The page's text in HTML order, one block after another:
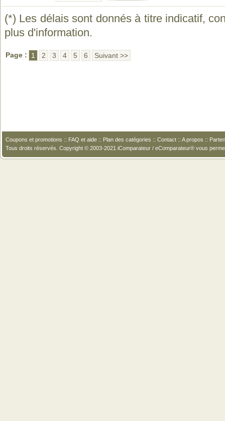
(*) Les délais sont donnés à titre indicatif,
plus d'information.
Page : 1 2 3 4 5 6 Suivant >>
Coupons et promotions :: FAQ et aide :: Plan des catégories :: Contact :: A propos ::
Tous droits réservés. Copyright © 2003-2021 iComparateur / eComparateur® vous